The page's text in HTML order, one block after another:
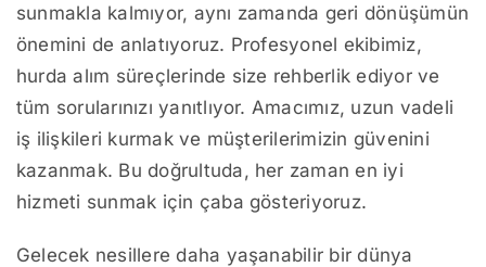
sunmakla kalmıyor, aynı zamanda geri dönüşümün
önemini de anlatıyoruz. Profesyonel ekibimiz,
hurda alım süreçlerinde size rehberlik ediyor ve
tüm sorularınızı yanıtlıyor. Amacımız, uzun vadeli
iş ilişkileri kurmak ve müşterilerimizin güvenini
kazanmak. Bu doğrultuda, her zaman en iyi
hizmeti sunmak için çaba gösteriyoruz.
Gelecek nesillere daha yaşanabilir bir dünya